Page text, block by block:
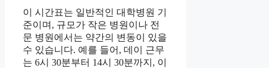
이 시간표는 일반적인 대학병원 기
준이며, 규모가 작은 병원이나 전
문 병원에서는 약간의 변동이 있을
수 있습니다. 예를 들어, 데이 근무
는 6시 30분부터 14시 30분까지, 이